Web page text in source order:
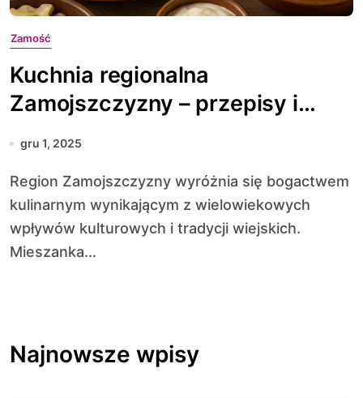
Zamość
Kuchnia regionalna
Zamojszczyzny – przepisy i
tradycje
gru 1, 2025
Region Zamojszczyzny wyróżnia się bogactwem
kulinarnym wynikającym z wielowiekowych
wpływów kulturowych i tradycji wiejskich.
Mieszanka...
Najnowsze wpisy